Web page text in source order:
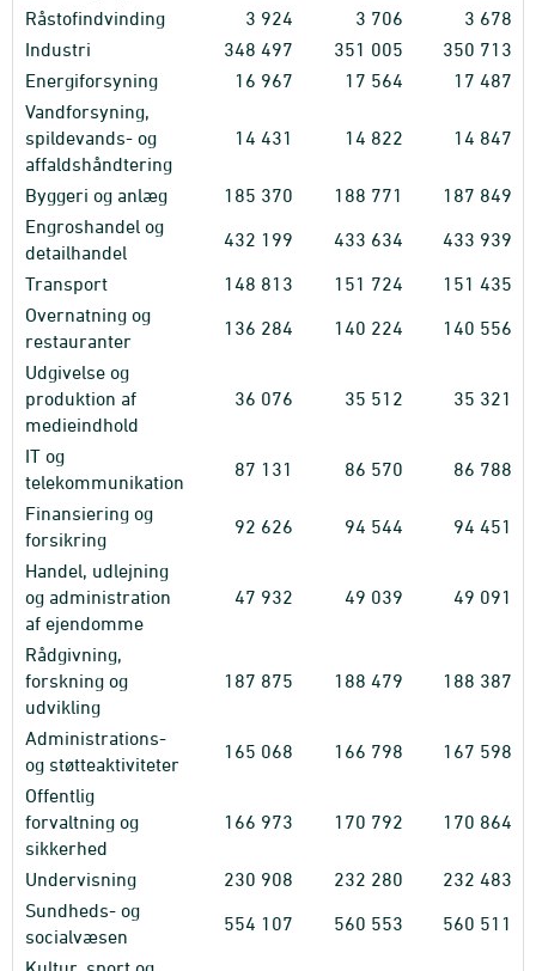
Råstofindvinding 3 924 3 706 3 678
Industri
348 497 351 005 350 713
Energiforsyning
16 967 17 564 17 487
Vandforsyning,
spildevands- og
affaldshåndtering
14 431 14 822 14 847
Byggeri og anlæg 185 370 188 771 187 849
Engroshandel og
detailhandel
432 199 433 634 433 939
Transport 148 813 151 724 151 435
Overnatning og
restauranter
136 284 140 224 140 556
Udgivelse og
produktion af
medieindhold
36 076 35 512 35 321
IT og
telekommunikation
87 131 86 570 86 788
Finansiering og
forsikring
92 626 94 544 94 451
Handel, udlejning
og administration
af ejendomme
47 932 49 039 49 091
Rådgivning,
forskning og
udvikling
187 875 188 479 188 387
Administrations-
og støtteaktiviteter
165 068 166 798 167 598
Offentlig
forvaltning og
sikkerhed
166 973 170 792 170 864
Undervisning 230 908 232 280 232 483
Sundheds- og
socialvæsen
554 107 560 553 560 511